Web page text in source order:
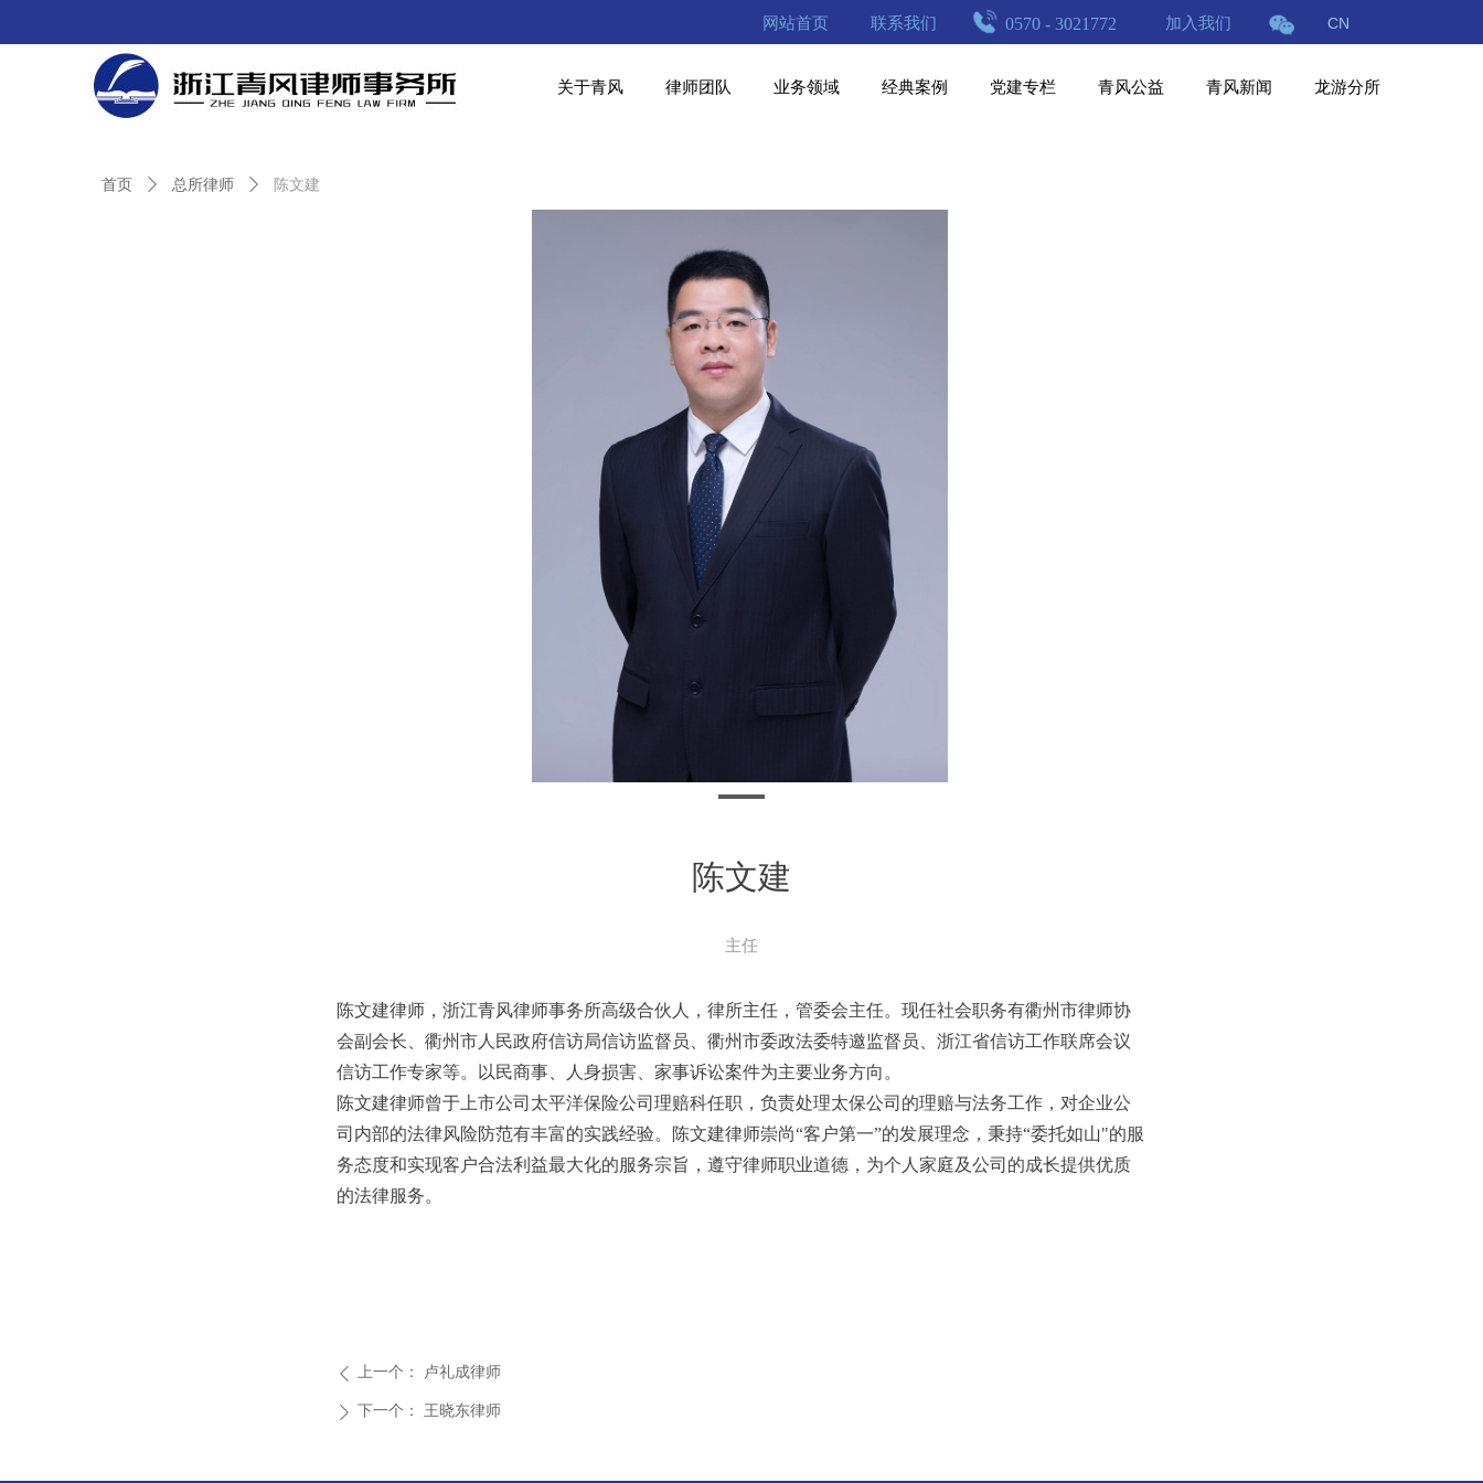
关于青风 律师团队 业务领域 经典案例 党建专栏 青风公益 青风新闻 龙游分所
加入我们 CN
网站首页 联系我们 0570 - 3021772
首页 ꄲ 总所律师 ꄲ 陈文建
陈文建
主任
ꄴ 上一个： 卢礼成律师
ꄲ 下一个： 王晓东律师
陈文建律师，浙江青风律师事务所高级合伙人，律所主任，管委会主任。现任社会职务有衢州市律师协
会副会长、衢州市人民政府信访局信访监督员、衢州市委政法委特邀监督员、浙江省信访工作联席会议
信访工作专家等。以民商事、人身损害、家事诉讼案件为主要业务方向。
陈文建律师曾于上市公司太平洋保险公司理赔科任职，负责处理太保公司的理赔与法务工作，对企业公
司内部的法律风险防范有丰富的实践经验。陈文建律师崇尚“客户第一”的发展理念，秉持“委托如山"的服
务态度和实现客户合法利益最大化的服务宗旨，遵守律师职业道德，为个人家庭及公司的成长提供优质
的法律服务。